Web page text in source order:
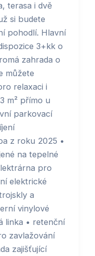
terasa i dvě
si budete
pohodlí. Hlavní
3+kk o
zahrada o
můžete
relaxaci i
m² přímo u
parkovací
z roku 2025 •
na tepelné
pro
elektrické
a
vinylové
linka • retenční
zavlažování
zajišťující